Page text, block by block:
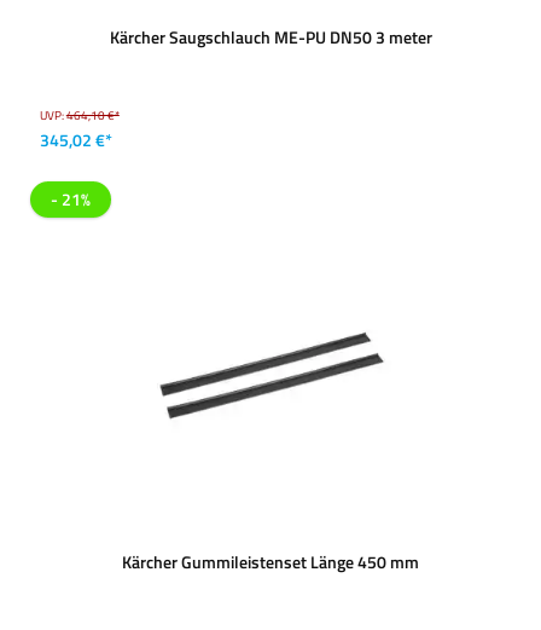
Kärcher Saugschlauch ME-PU DN50 3 meter
UVP:464,10 €*
345,02 €*
- 21%
Kärcher Gummileistenset Länge 450 mm